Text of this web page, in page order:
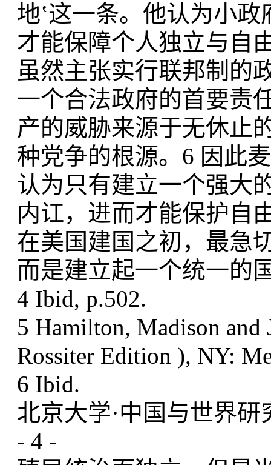
地‛这一条。他认为小
才能保障个人独立与自
虽然主张实行联邦制的
一个合法政府的首要责
产的威胁来源于无休止
种党争的根源。6 因此
认为只有建立一个强大
内讧，进而才能保护自
在美国建国之初，最急
而是建立起一个统一的
4 Ibid, p.502.
5 Hamilton, Madison and
Rossiter Edition ), NY:
6 Ibid.
北京大学·中国与世界
- 4 -